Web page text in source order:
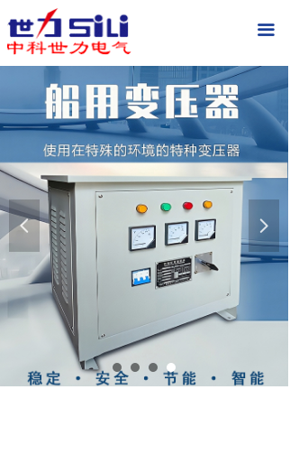
넳 넲
끀
首页
关于我们
现场实拍
产品中心
新闻中心
联系我们